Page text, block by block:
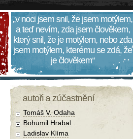
„v noci jsem snil, že jsem motýlem,
a teď nevím, zda jsem člověkem,
který snil, že je motýlem, nebo zda
jsem motýlem, kterému se zdá, že
je člověkem“
autoři a zúčastnění
Tomáš V. Odaha
Bohumil Hrabal
Ladislav Klíma